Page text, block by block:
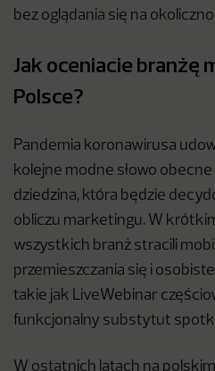
bez oglądania się na
Jak oceniacie branżę
Polsce?
Pandemia koronawirusa
kolejne modne słowo
dziedzina, która będzie
obliczu marketingu. W
wszystkich branż stracili
przemieszczania się i
takie jak LiveWebinar
funkcjonalny substytut
W ostatnich latach na